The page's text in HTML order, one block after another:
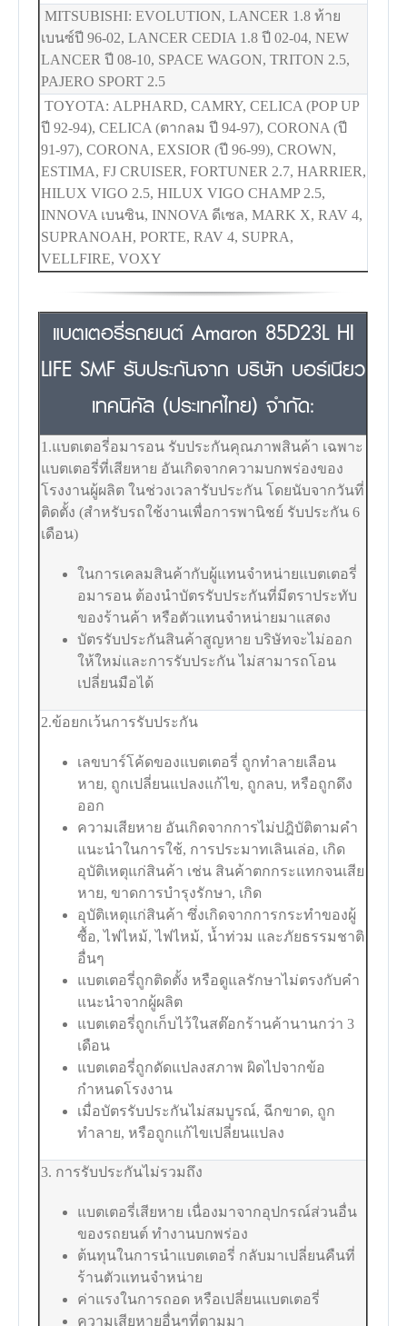
MITSUBISHI: EVOLUTION, LANCER 1.8 ท้าย
เบนซ์ปี 96-02, LANCER CEDIA 1.8 ปี 02-04, NEW
LANCER ปี 08-10, SPACE WAGON, TRITON 2.5,
PAJERO SPORT 2.5
TOYOTA: ALPHARD, CAMRY, CELICA (POP UP
ปี 92-94), CELICA (ตากลม ปี 94-97), CORONA (ปี
91-97), CORONA, EXSIOR (ปี 96-99), CROWN,
ESTIMA, FJ CRUISER, FORTUNER 2.7, HARRIER,
HILUX VIGO 2.5, HILUX VIGO CHAMP 2.5,
INNOVA เบนซิน, INNOVA ดีเซล, MARK X, RAV 4,
SUPRANOAH, PORTE, RAV 4, SUPRA,
VELLFIRE, VOXY
แบตเตอรี่รถยนต์ Amaron 85D23L HI
LIFE SMF รับประกันจาก บริษัท บอร์เนียว
เทคนิคัล (ประเทศไทย) จำกัด:
1.แบตเตอรี่อมารอน รับประกันคุณภาพสินค้า เฉพาะ
แบตเตอรี่ที่เสียหาย อันเกิดจากความบกพร่องของ
โรงงานผู้ผลิต ในช่วงเวลารับประกัน โดยนับจากวันที่
ติดตั้ง (สำหรับรถใช้งานเพื่อการพานิชย์ รับประกัน 6
เดือน)
ในการเคลมสินค้ากับผู้แทนจำหน่ายแบตเตอรี่
อมารอน ต้องนำบัตรรับประกันที่มีตราประทับ
ของร้านค้า หรือตัวแทนจำหน่ายมาแสดง
บัตรรับประกันสินค้าสูญหาย บริษัทจะไม่ออก
ให้ใหม่และการรับประกัน ไม่สามารถโอน
เปลี่ยนมือได้
2.ข้อยกเว้นการรับประกัน
เลขบาร์โค้ดของแบตเตอรี่ ถูกทำลายเลือน
หาย, ถูกเปลี่ยนแปลงแก้ไข, ถูกลบ, หรือถูกดึง
ออก
ความเสียหาย อันเกิดจากการไม่ปฎิบัติตามคำ
แนะนำในการใช้, การประมาทเลินเล่อ, เกิด
อุบัติเหตุแก่สินค้า เช่น สินค้าตกกระแทกจนเสีย
หาย, ขาดการบำรุงรักษา, เกิด
อุบัติเหตุแก่สินค้า ซึ่งเกิดจากการกระทำของผู้
ซื้อ, ไฟไหม้, ไฟไหม้, น้ำท่วม และภัยธรรมชาติ
อื่นๆ
แบตเตอรี่ถูกติดตั้ง หรือดูแลรักษาไม่ตรงกับคำ
แนะนำจากผู้ผลิต
แบตเตอรี่ถูกเก็บไว้ในสต๊อกร้านค้านานกว่า 3
เดือน
แบตเตอรี่ถูกดัดแปลงสภาพ ผิดไปจากข้อ
กำหนดโรงงาน
เมื่อบัตรรับประกันไม่สมบูรณ์, ฉีกขาด, ถูก
ทำลาย, หรือถูกแก้ไขเปลี่ยนแปลง
3. การรับประกันไม่รวมถึง
แบตเตอรี่เสียหาย เนื่องมาจากอุปกรณ์ส่วนอื่น
ของรถยนต์ ทำงานบกพร่อง
ต้นทุนในการนำแบตเตอรี่ กลับมาเปลี่ยนคืนที่
ร้านตัวแทนจำหน่าย
ค่าแรงในการถอด หรือเปลี่ยนแบตเตอรี่
ความเสียหายอื่นๆที่ตามมา